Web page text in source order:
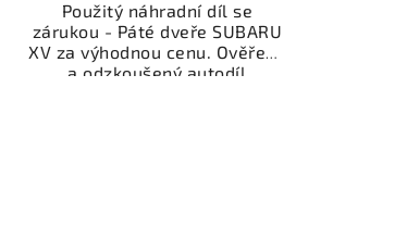
Použitý náhradní díl se
zárukou - Páté dveře SUBARU
XV za výhodnou cenu. Ověřený
a odzkoušený autodíl